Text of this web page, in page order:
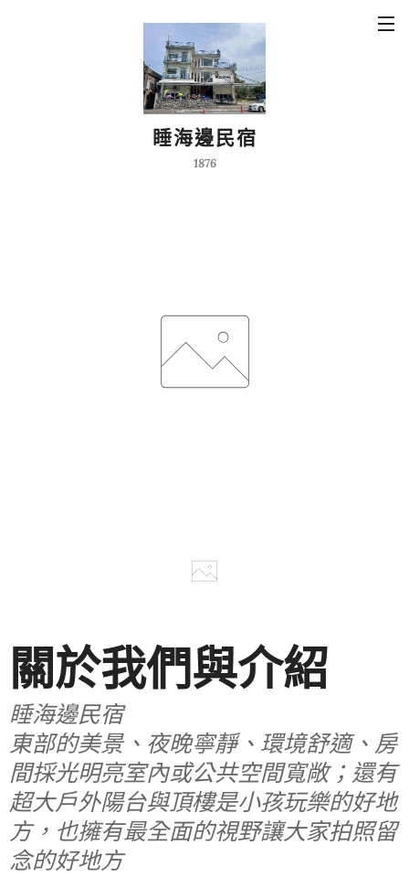
睡海邊民宿
1876
關於我們與介紹
睡海邊民宿
東部的美景、夜晚寧靜、環境舒適、房
間採光明亮室內或公共空間寬敞；還有
超大戶外陽台與頂樓是小孩玩樂的好地
方，也擁有最全面的視野讓大家拍照留
念的好地方😉